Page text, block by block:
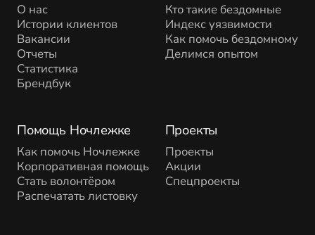
О нас
Истории клиентов
Вакансии
Отчеты
Статистика
Брендбук
Помощь Ночлежке
Как помочь Ночлежке
Корпоративная помощь
Стать волонтёром
Распечатать листовку
Проекты
Проекты
Акции
Спецпроекты
Кто такие бездомные
Индекс уязвимости
Как помочь бездомному
Делимся опытом